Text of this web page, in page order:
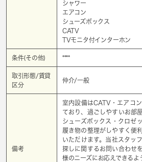
シャワー
エアコン
シューズボックス
CATV
TVモニタ付インターホン
条件(その他) ****
取引形態/賃貸
区分
仲介/一般
備考
室内設備はCATV・エアコ
ており、過ごしやすいお部
シューズボックス・クロゼ
履き物の整理がしやすく便
いただけます。当社スタッ
探しに関するお問い合わせ
様のニーズにお応えできる